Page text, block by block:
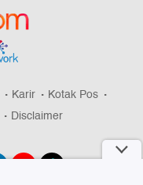
Karir
Kotak Pos
Disclaimer